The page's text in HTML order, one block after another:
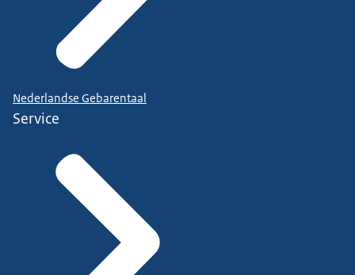
Nederlandse Gebarentaal
Service